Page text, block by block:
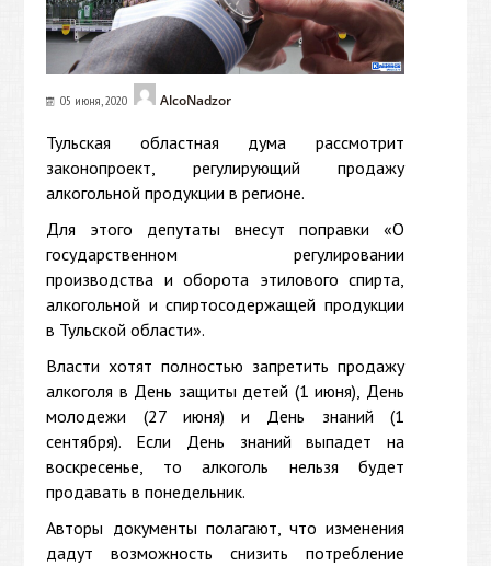
05 июня, 2020 AlcoNadzor
Тульская областная дума рассмотрит
законопроект, регулирующий продажу
алкогольной продукции в регионе.
Для этого депутаты внесут поправки «О
государственном регулировании
производства и оборота этилового спирта,
алкогольной и спиртосодержащей продукции
в Тульской области».
Власти хотят полностью запретить продажу
алкоголя в День защиты детей (1 июня), День
молодежи (27 июня) и День знаний (1
сентября). Если День знаний выпадет на
воскресенье, то алкоголь нельзя будет
продавать в понедельник.
Авторы документы полагают, что изменения
дадут возможность снизить потребление